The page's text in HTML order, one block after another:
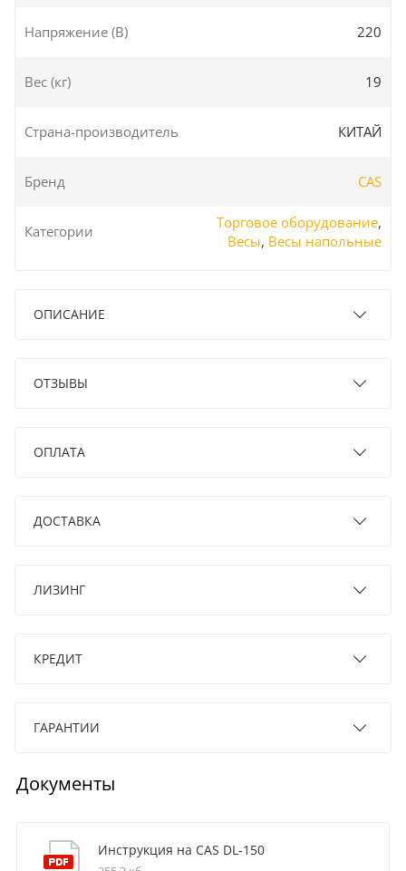
Напряжение (В) 220
Вес (кг) 19
Страна-производитель КИТАЙ
Бренд CAS
Категории
Торговое оборудование,
Весы, Весы напольные
ОПИСАНИЕ
ОТЗЫВЫ
ОПЛАТА
ДОСТАВКА
ЛИЗИНГ
КРЕДИТ
ГАРАНТИИ
Документы
Инструкция на CAS DL-150